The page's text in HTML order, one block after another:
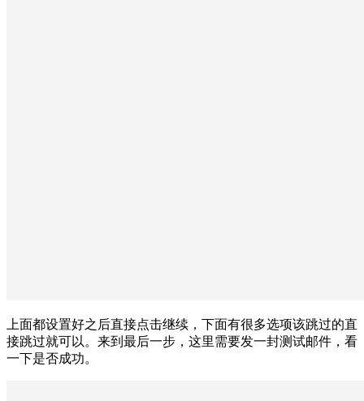
上面都设置好之后直接点击继续，下面有很多选项该跳过的直
接跳过就可以。来到最后一步，这里需要发一封测试邮件，看
一下是否成功。